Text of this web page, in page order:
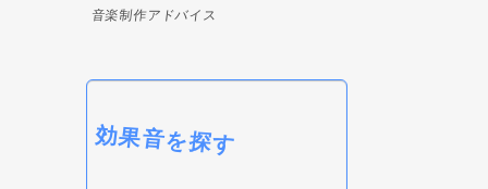
音楽制作アドバイス
効果音を探す